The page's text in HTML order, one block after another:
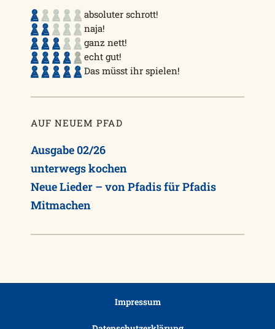
absoluter schrott!
naja!
ganz nett!
echt gut!
Das müsst ihr spielen!
AUF NEUEM PFAD
Ausgabe 02/26
unterwegs kochen
Neue Lieder – von Pfadis für Pfadis
Mitmachen
Impressum